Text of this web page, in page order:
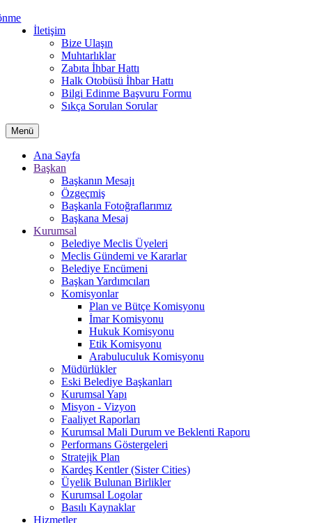
İletişim
Bize Ulaşın
Muhtarlıklar
Zabıta İhbar Hattı
Halk Otobüsü İhbar Hattı
Bilgi Edinme Başvuru Formu
Sıkça Sorulan Sorular
Menü
Ana Sayfa
Başkan
Başkanın Mesajı
Özgeçmiş
Başkanla Fotoğraflarımız
Başkana Mesaj
Kurumsal
Belediye Meclis Üyeleri
Meclis Gündemi ve Kararlar
Belediye Encümeni
Başkan Yardımcıları
Komisyonlar
Plan ve Bütçe Komisyonu
İmar Komisyonu
Hukuk Komisyonu
Etik Komisyonu
Arabuluculuk Komisyonu
Müdürlükler
Eski Belediye Başkanları
Kurumsal Yapı
Misyon - Vizyon
Faaliyet Raporları
Kurumsal Mali Durum ve Beklenti Raporu
Performans Göstergeleri
Stratejik Plan
Kardeş Kentler (Sister Cities)
Üyelik Bulunan Birlikler
Kurumsal Logolar
Basılı Kaynaklar
Hizmetler